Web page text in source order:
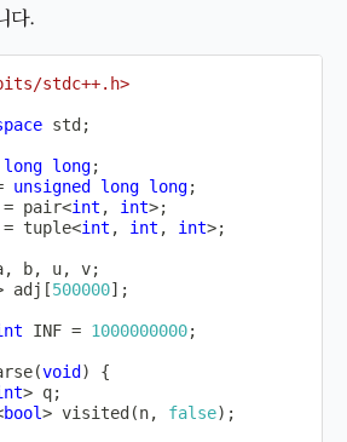
다.
stdc++.h>
std ;
long long;
unsigned long long;
= pair<int , int>;
= tuple<int , int , int>;
, b, u, v;
adj [500000] ;
INF = 1000000000;
(void )
{
> q;
bool> visited (n, false) ;